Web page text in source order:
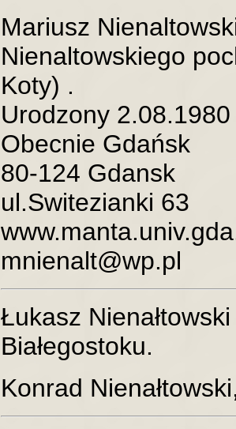
Mariusz
Nienaltowskiego
Koty) .
Urodzony
Obecnie Gdańsk
80-124 Gdansk
ul.Switezianki 63
mnienalt@wp.pl
Łukasz
Białegostoku.
Konrad